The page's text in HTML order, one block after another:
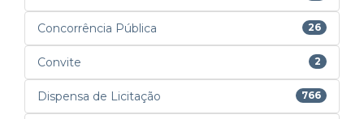
Concorrência Pública 26
Convite 2
Dispensa de Licitação 766